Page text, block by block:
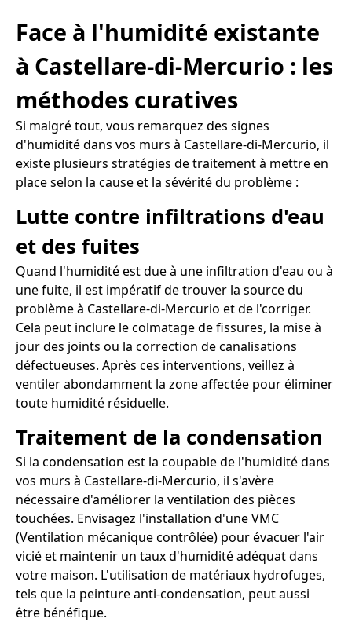
Face à l'humidité existante
à Castellare-di-Mercurio : les
méthodes curatives
Si malgré tout, vous remarquez des signes
d'humidité dans vos murs à Castellare-di-Mercurio, il
existe plusieurs stratégies de traitement à mettre en
place selon la cause et la sévérité du problème :
Lutte contre infiltrations d'eau
et des fuites
Quand l'humidité est due à une infiltration d'eau ou à
une fuite, il est impératif de trouver la source du
problème à Castellare-di-Mercurio et de l'corriger.
Cela peut inclure le colmatage de fissures, la mise à
jour des joints ou la correction de canalisations
défectueuses. Après ces interventions, veillez à
ventiler abondamment la zone affectée pour éliminer
toute humidité résiduelle.
Traitement de la condensation
Si la condensation est la coupable de l'humidité dans
vos murs à Castellare-di-Mercurio, il s'avère
nécessaire d'améliorer la ventilation des pièces
touchées. Envisagez l'installation d'une VMC
(Ventilation mécanique contrôlée) pour évacuer l'air
vicié et maintenir un taux d'humidité adéquat dans
votre maison. L'utilisation de matériaux hydrofuges,
tels que la peinture anti-condensation, peut aussi
être bénéfique.